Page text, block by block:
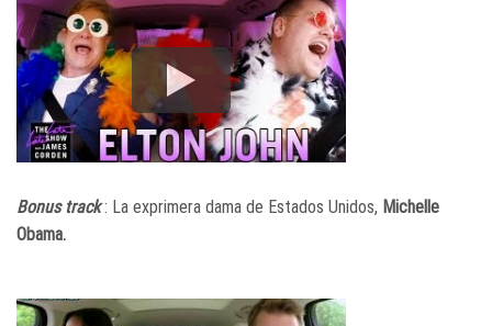
Bonus track: La exprimera dama de Estados Unidos, Michelle
Obama.